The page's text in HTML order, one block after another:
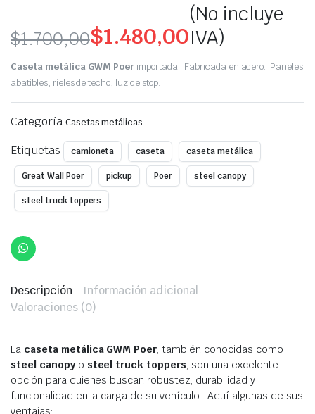
$1.700,00
Original
price
was:
$1.700,00.
$1.480,00
Current
price
is:
$1.480,00.
(No incluye
IVA)
Caseta metálica GWM Poer importada. Fabricada en acero. Paneles
abatibles, rieles de techo, luz de stop.
Categoría Casetas metálicas
Etiquetas camioneta caseta caseta metálica
Great Wall Poer pickup Poer steel canopy
steel truck toppers
Descripción
Información adicional
Valoraciones (0)
La caseta metálica GWM Poer, también conocidas como
steel canopyo steel truck toppers, son una excelente
opción para quienes buscan robustez, durabilidad y
funcionalidad en la carga de su vehículo. Aquí algunas de sus
ventajas: